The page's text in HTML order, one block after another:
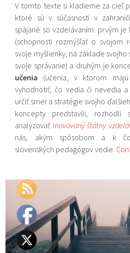
V tomto texte si kladieme za cieľ
ktoré sú v súčasnosti v
spájané so vzdelávaním: prvým
(schopnosti rozmýšľať o svojom
svoje myšlienky, na základe
svoje správanie) a druhým je
učenia (učenia, v ktorom
vyhodnotiť, čo vedia či nevedia
určiť smer a stratégie svojho
koncepty predstavili,
analyzovať Inovovaný štátny
nás, akým spôsobom a k
slovenských pedagógov vedie.